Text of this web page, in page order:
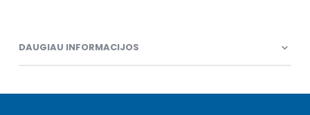
DAUGIAU INFORMACIJOS